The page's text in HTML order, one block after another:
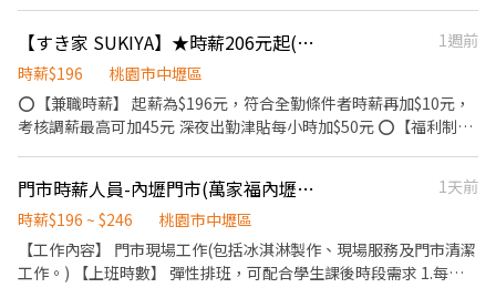
工作 #高時薪 #固定班 #免輪班 #週休二日 #二休二 #光通訊 #免經驗
#冷氣廠房 #快速上工 #桃園工作 ▃▃▃ 截圖私訊 快速報名 ▃▃▃
【すき家 SUKIYA】★時薪206元起(含全勤)★中壢中原店
1週前
時薪$196
桃園市中壢區
⭕【兼職時薪】 起薪為$196元，符合全勤條件者時薪再加$10元，
考核調薪最高可加45元 深夜出勤津貼每小時加$50元 ⭕【福利制
健檢 ★勞保、健保，6％勞退提撥 ⭕【工作說明】 《內場》:餐點製
作、食材備料、進貨盤點 《外場》:接待服務顧客、收銀結帳、環境
整潔 用最快速的速度提供美味的牛丼！ 用最有元氣的服務使顧客露
出滿意的笑容！ ★開朗活潑有笑容 ★ＳＯＰ專業流程 ★無經驗可
★提供完善職前教育訓練 ⭕【經營理念】 我們是日本第一的速食連
門市時薪人員-內壢門市(萬家福內壢店)
1天前
時薪$196 ~ $246
桃園市中壢區
【工作內容】 門市現場工作(包括冰淇淋製作、現場服務及門市清潔
工作。) 【上班時數】 彈性排班，可配合學生課後時段需求 1.每週